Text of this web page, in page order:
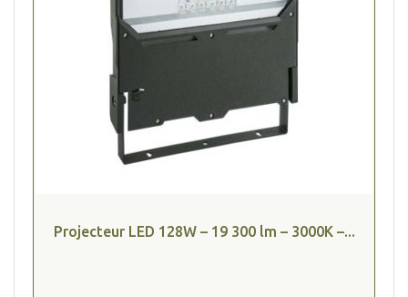
Projecteur LED 128W – 19 300 lm – 3000K –...